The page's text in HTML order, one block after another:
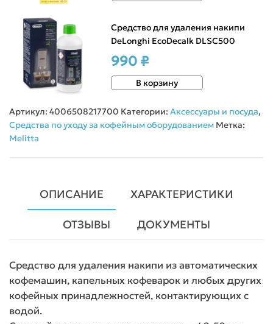
Средство для удаления накипи
DeLonghi EcoDecalk DLSC500
990 ₽
В корзину
Артикул: 4006508217700 Категории: Аксессуары и посуда,
Средства по уходу за кофейным оборудованием Метка:
Melitta
ОПИСАНИЕ ХАРАКТЕРИСТИКИ
ОТЗЫВЫ ДОКУМЕНТЫ
Средство для удаления накипи из автоматических
кофемашин, капельных кофеварок и любых других
кофейных принадлежностей, контактирующих с
водой.